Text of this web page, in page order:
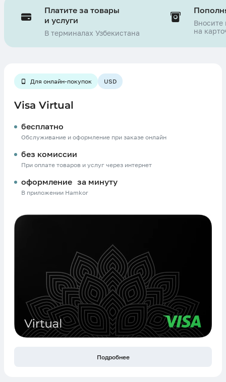
Платите за товары
и услуги
В терминалах Узбекистана
Вносите
на
Для онлайн-покупок USD
Visa Virtual
бесплатно
Обслуживание и оформление при заказе онлайн
без комиссии
При оплате товаров и услуг через интернет
оформление за минуту
В приложении Hamkor
Подробнее